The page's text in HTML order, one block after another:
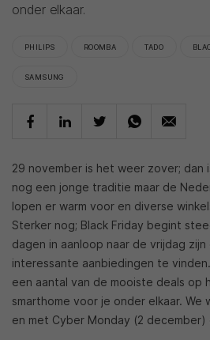
onder elkaar.
PHILIPS ROOMBA TADO
SAMSUNG
29 november is het weer zover; dan
nog een jonge traditie maar de
lopen er warm voor en diverse
Sterker nog; Black Friday begint
dagen in aanloop naar de vrijdag
interessante aanbiedingen te
een aantal van de mooiste deals op
smarthome voor je onder elkaar.
en met Cyber Monday (2 december)